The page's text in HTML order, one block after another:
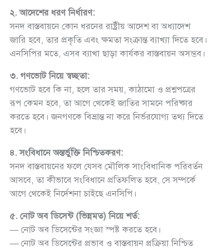
২. আদেশের ধরণ নির্ধারণ:
সনদ বাস্তবায়নে কোন ধরনের রাষ্ট্রীয় আদেশ বা অধ্যাদেশ
জারি হবে, তার প্রকৃতি এবং ক্ষমতা সংক্রান্ত ব্যাখ্যা দিতে হবে।
এনসিপির মতে, এসব ব্যাখা ছাড়া কার্যকর বাস্তবায়ন অসম্ভব।
৩. গণভোট নিয়ে স্বচ্ছতা:
গণভোট হবে কি না, হলে তার সময়, কাঠামো ও প্রশ্নপত্রের
রূপ কেমন হবে, তা আগে থেকেই জাতির সামনে পরিষ্কার
করতে হবে। জনগণকে বিভ্রান্ত না করে নির্ভরযোগ্য তথ্য দিতে
হবে।
৪. সংবিধানে অন্তর্ভুক্তি নিশ্চিতকরণ:
সনদ বাস্তবায়নের ফলে যেসব মৌলিক সাংবিধানিক পরিবর্তন
আসবে, তা কীভাবে সংবিধানে প্রতিফলিত হবে, সে সম্পর্কে
আগে থেকেই নির্দেশনা চাইছে এনসিপি।
৫. নোট অব ডিসেন্ট (ভিন্নমত) নিয়ে শর্ত:
— নোট অব ডিসেন্টের সংজ্ঞা স্পষ্ট করতে হবে।
— নোট অব ডিসেন্টের প্রভাব ও বাস্তবায়ন প্রক্রিয়া নিশ্চিত